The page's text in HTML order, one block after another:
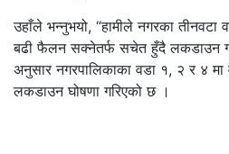
उहाँले भन्नुभयो, “हामीले नगरका तीनवटा
बढी फैलन सक्नेतर्फ सचेत हुँदै लकडाउन
अनुसार नगरपालिकाका वडा १, २ र ४
लकडाउन घोषणा गरिएको छ ।